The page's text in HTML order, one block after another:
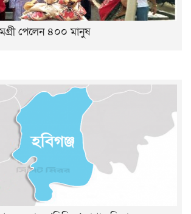
পেলেন ৪০০ মানুষ